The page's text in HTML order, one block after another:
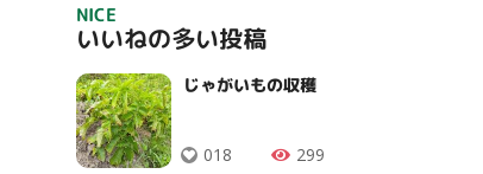
NICE
いいねの多い投稿
じゃがいもの収穫
018 299